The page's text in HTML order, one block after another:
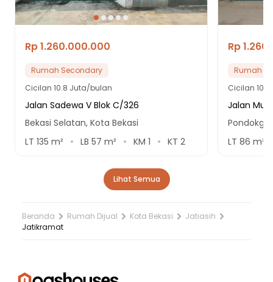
Rp 1.260.000.000
Rumah Secondary
Cicilan 10.8 Juta/bulan
Jalan Sadewa V Blok C/326
Bekasi Selatan, Kota Bekasi
LT 135 m² LB 57 m² KM 1 KT 2
Rp
Rumah
Cicilan
Jalan
LT 86 m²
Lihat Semua
Beranda Rumah Dijual Kota Bekasi
Jatiasih
Jatikramat